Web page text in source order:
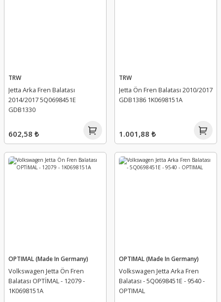
TRW
Jetta Arka Fren Balatası
2014/2017 5Q0698451E
GDB1330
602,58 ₺
TRW
Jetta Ön Fren Balatası 2010/2017
GDB1386 1K0698151A
1.001,88 ₺
OPTIMAL (Made In Germany)
Volkswagen Jetta Ön Fren
Balatası OPTİMAL - 12079 -
1K0698151A
OPTIMAL (Made In Germany)
Volkswagen Jetta Arka Fren
Balatası - 5Q0698451E - 9540 -
OPTIMAL